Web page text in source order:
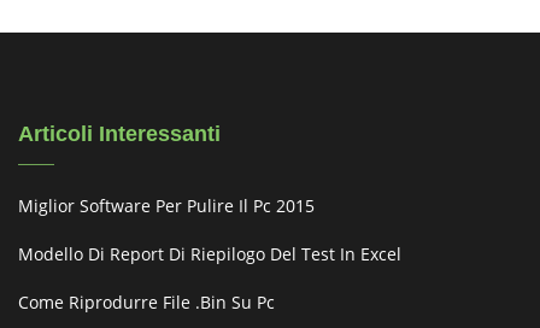
Articoli Interessanti
Miglior Software Per Pulire Il Pc 2015
Modello Di Report Di Riepilogo Del Test In Excel
Come Riprodurre File .bin Su Pc